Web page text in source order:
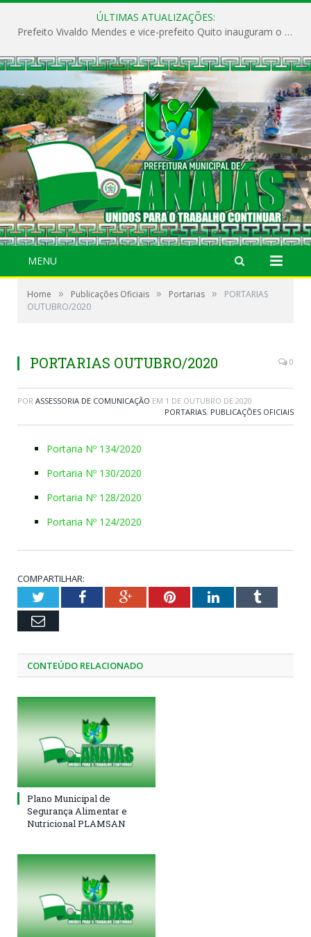
ÚLTIMAS ATUALIZAÇÕES:
Prefeito Vivaldo Mendes e vice-prefeito Quito inauguram o CAPS e fortalecem a saúde pública em Anajás.
MENU
Home » Publicações Oficiais » Portarias »
PORTARIAS
OUTUBRO/2020
PORTARIAS OUTUBRO/2020 0
POR ASSESSORIA DE COMUNICAÇÃO EM 1 DE OUTUBRO DE 2020
PORTARIAS, PUBLICAÇÕES OFICIAIS
Portaria Nº 134/2020
Portaria Nº 130/2020
Portaria Nº 128/2020
Portaria Nº 124/2020
COMPARTILHAR:
TwitterFacebookGoogle+PinterestLinkedInTumblr
Email
CONTEÚDO RELACIONADO
Plano Municipal de
Segurança Alimentar e
Nutricional PLAMSAN